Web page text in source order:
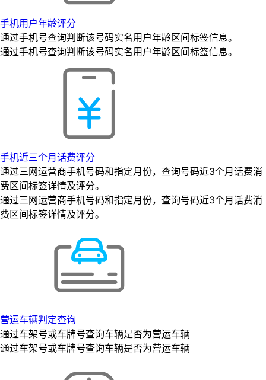
手机用户年龄评分
通过手机号查询判断该号码实名用户年龄区间标签信息。
通过手机号查询判断该号码实名用户年龄区间标签信息。
手机近三个月话费评分
通过三网运营商手机号码和指定月份，查询号码近3个月话费消
费区间标签详情及评分。
通过三网运营商手机号码和指定月份，查询号码近3个月话费消
费区间标签详情及评分。
营运车辆判定查询
通过车架号或车牌号查询车辆是否为营运车辆
通过车架号或车牌号查询车辆是否为营运车辆